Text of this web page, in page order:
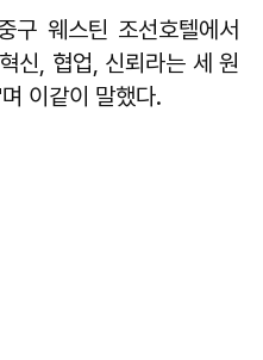
구 웨스틴 조선호텔에서
신, 협업, 신뢰라는 세 원
이같이 말했다.